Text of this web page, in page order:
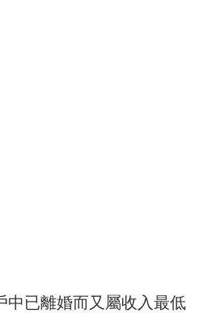
中已離婚而又屬收入最低